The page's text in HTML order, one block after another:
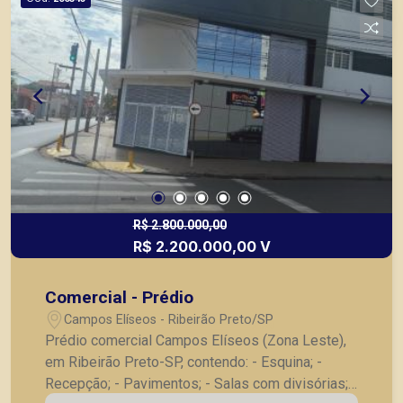
R$ 2.800.000,00
R$ 2.200.000,00 V
Comercial - Prédio
Campos Elíseos - Ribeirão Preto/SP
Prédio comercial Campos Elíseos (Zona Leste),
em Ribeirão Preto-SP, contendo: - Esquina; -
Recepção; - Pavimentos; - Salas com divisórias; -